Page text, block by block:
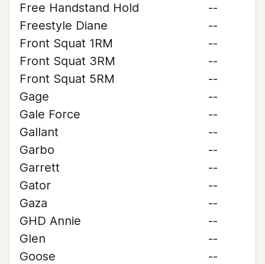
Free Handstand Hold
--
Freestyle Diane
--
Front Squat 1RM
--
Front Squat 3RM
--
Front Squat 5RM
--
Gage
--
Gale Force
--
Gallant
--
Garbo
--
Garrett
--
Gator
--
Gaza
--
GHD Annie
--
Glen
--
Goose
--